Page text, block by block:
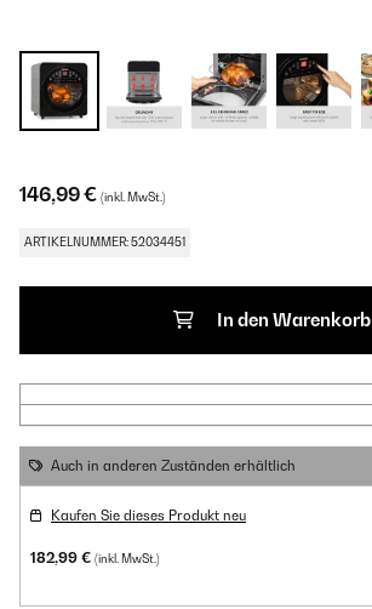
146,99 € (inkl. MwSt.)
ARTIKELNUMMER: 52034451
In den Warenkorb
Auch in anderen Zuständen erhältlich
Kaufen Sie dieses Produkt neu
182,99 € (inkl. MwSt.)